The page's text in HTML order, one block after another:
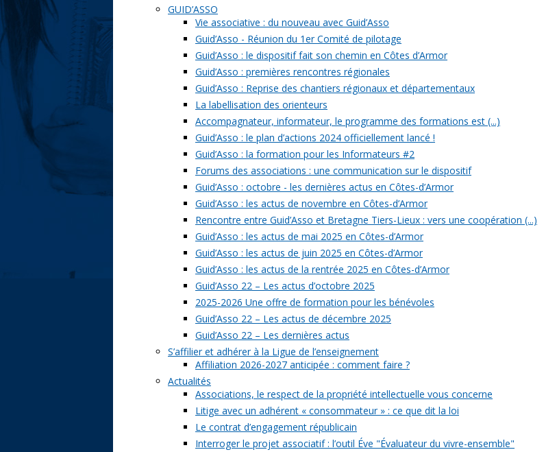
GUID’ASSO
Vie associative : du nouveau avec Guid’Asso
Guid’Asso - Réunion du 1er Comité de pilotage
Guid’Asso : le dispositif fait son chemin en Côtes d’Armor
Guid’Asso : premières rencontres régionales
Guid’Asso : Reprise des chantiers régionaux et départementaux
La labellisation des orienteurs
Accompagnateur, informateur, le programme des formations est (...)
Guid’Asso : le plan d’actions 2024 officiellement lancé !
Guid’Asso : la formation pour les Informateurs #2
Forums des associations : une communication sur le dispositif
Guid’Asso : octobre - les dernières actus en Côtes-d’Armor
Guid’Asso : les actus de novembre en Côtes-d’Armor
Rencontre entre Guid’Asso et Bretagne Tiers-Lieux : vers une coopération (...)
Guid’Asso : les actus de mai 2025 en Côtes-d’Armor
Guid’Asso : les actus de juin 2025 en Côtes-d’Armor
Guid’Asso : les actus de la rentrée 2025 en Côtes-d’Armor
Guid’Asso 22 – Les actus d’octobre 2025
2025-2026 Une offre de formation pour les bénévoles
Guid’Asso 22 – Les actus de décembre 2025
Guid’Asso 22 – Les dernières actus
S’affilier et adhérer à la Ligue de l’enseignement
Affiliation 2026-2027 anticipée : comment faire ?
Actualités
Associations, le respect de la propriété intellectuelle vous concerne
Litige avec un adhérent « consommateur » : ce que dit la loi
Le contrat d’engagement républicain
Interroger le projet associatif : l’outil Éve "Évaluateur du vivre-ensemble"